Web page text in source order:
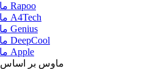
ماوس Rapoo
ماوس A4Tech
ماوس Genius
ماوس DeepCool
ماوس Apple
ماوس بر اساس